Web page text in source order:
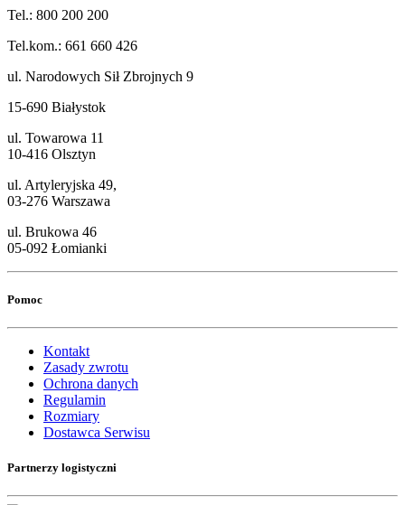
Tel.: 800 200 200
Tel.kom.: 661 660 426
ul. Narodowych Sił Zbrojnych 9
15-690 Białystok
ul. Towarowa 11
10-416 Olsztyn
ul. Artyleryjska 49,
03-276 Warszawa
ul. Brukowa 46
05-092 Łomianki
Pomoc
Kontakt
Zasady zwrotu
Ochrona danych
Regulamin
Rozmiary
Dostawca Serwisu
Partnerzy logistyczni